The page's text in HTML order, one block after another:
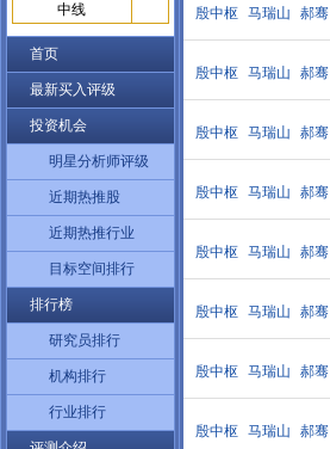
中线
首页
最新买入评级
投资机会
明星分析师评级
近期热推股
近期热推行业
目标空间排行
排行榜
研究员排行
机构排行
行业排行
殷中枢 马瑞山 郝骞
殷中枢 马瑞山 郝骞
殷中枢 马瑞山 郝骞
殷中枢 马瑞山 郝骞
殷中枢 马瑞山 郝骞
殷中枢 马瑞山 郝骞
殷中枢 马瑞山 郝骞
殷中枢 马瑞山 郝骞